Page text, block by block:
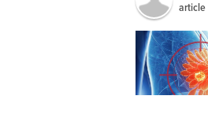
article